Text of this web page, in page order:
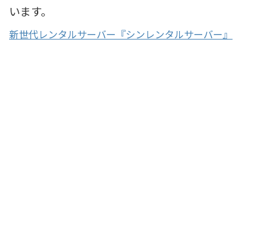
います。
新世代レンタルサーバー『シンレンタルサーバー』